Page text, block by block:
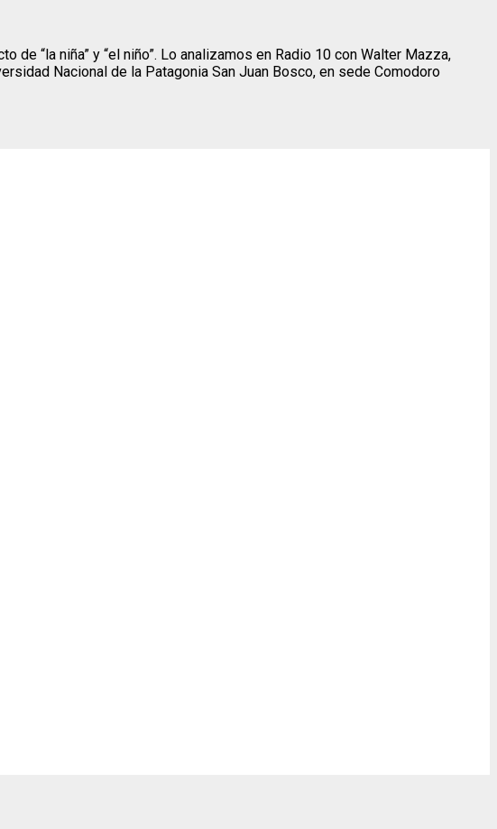
“la niña” y “el niño”. Lo analizamos en Radio 10 con Walter Mazza,
Nacional de la Patagonia San Juan Bosco, en sede Comodoro